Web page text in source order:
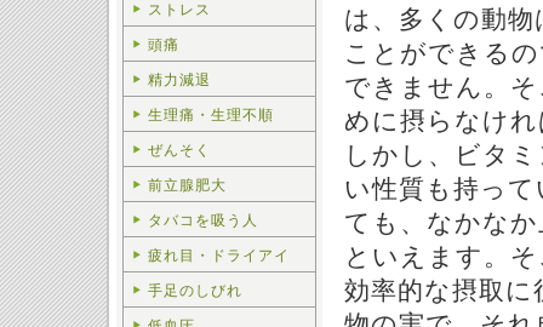
は、多くの動
ことができる
できません。
めに摂らなけ
しかし、ビタ
い性質も持っ
ても、なかな
といえます。
効率的な摂取
ストレス
頭痛
精力減退
生理痛・生理不順
ぜんそく
前立腺肥大
タバコを吸う人
疲れ目・ドライアイ
手足のしびれ